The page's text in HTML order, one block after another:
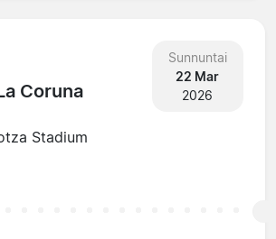
Coruna
Sunnuntai
22 Mar
2026
Stadium